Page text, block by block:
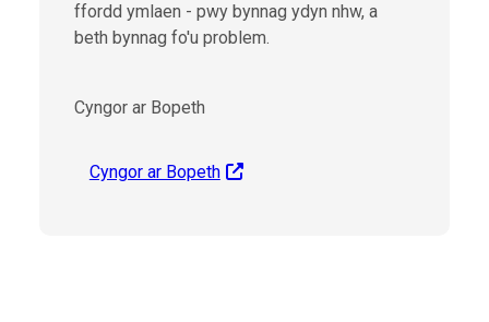
ffordd ymlaen - pwy bynnag ydyn nhw, a
beth bynnag fo'u problem.
Cyngor ar Bopeth
Cyngor ar Bopeth